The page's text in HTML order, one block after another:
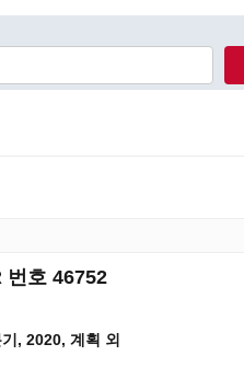
호 46752
, 2020, 계획 외